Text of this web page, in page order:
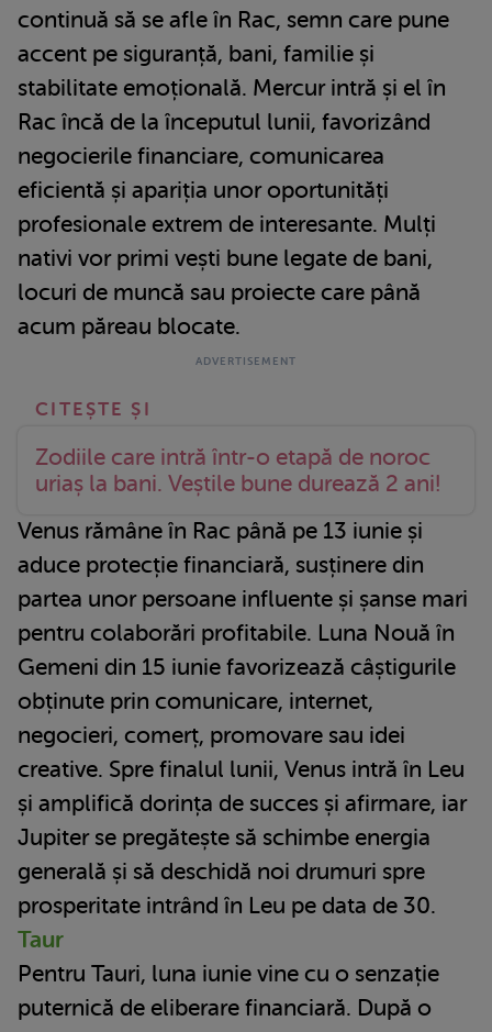
continuă să se afle în Rac, semn care pune
accent pe siguranță, bani, familie și
stabilitate emoțională. Mercur intră și el în
Rac încă de la începutul lunii, favorizând
negocierile financiare, comunicarea
eficientă și apariția unor oportunități
profesionale extrem de interesante. Mulți
nativi vor primi vești bune legate de bani,
locuri de muncă sau proiecte care până
acum păreau blocate.
Zodiile care intră într-o etapă de noroc
uriaș la bani. Veștile bune durează 2 ani!
Venus rămâne în Rac până pe 13 iunie și
aduce protecție financiară, susținere din
partea unor persoane influente și șanse mari
pentru colaborări profitabile. Luna Nouă în
Gemeni din 15 iunie favorizează câștigurile
obținute prin comunicare, internet,
negocieri, comerț, promovare sau idei
creative. Spre finalul lunii, Venus intră în Leu
și amplifică dorința de succes și afirmare, iar
Jupiter se pregătește să schimbe energia
generală și să deschidă noi drumuri spre
prosperitate intrând în Leu pe data de 30.
Taur
Pentru Tauri, luna iunie vine cu o senzație
puternică de eliberare financiară. După o